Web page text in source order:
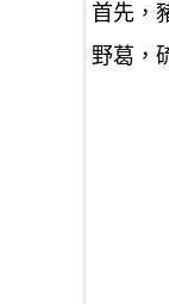
首先，
野葛，